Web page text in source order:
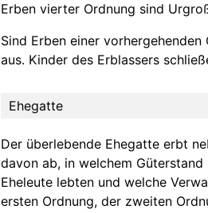
Erben vierter Ordnung sind
Sind Erben einer
aus. Kinder des Erblassers
Ehegatte
Der überlebende Ehegatte erbt
davon ab, in welchem
Eheleute lebten und welche
ersten Ordnung, der zweiten